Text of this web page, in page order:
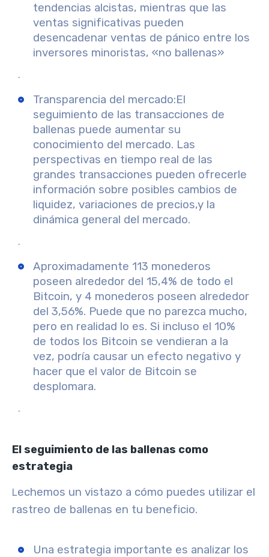
tendencias alcistas, mientras que las
ventas significativas pueden
desencadenar ventas de pánico entre los
inversores minoristas, «no ballenas»
.
Transparencia del mercado:El
seguimiento de las transacciones de
ballenas puede aumentar su
conocimiento del mercado. Las
perspectivas en tiempo real de las
grandes transacciones pueden ofrecerle
información sobre posibles cambios de
liquidez, variaciones de precios,y la
dinámica general del mercado.
.
Aproximadamente 113 monederos
poseen alrededor del 15,4% de todo el
Bitcoin, y 4 monederos poseen alrededor
del 3,56%. Puede que no parezca mucho,
pero en realidad lo es. Si incluso el 10%
de todos los Bitcoin se vendieran a la
vez, podría causar un efecto negativo y
hacer que el valor de Bitcoin se
desplomara.
.
El seguimiento de las ballenas como
estrategia
Lechemos un vistazo a cómo puedes utilizar el
rastreo de ballenas en tu beneficio.
Una estrategia importante es analizar los